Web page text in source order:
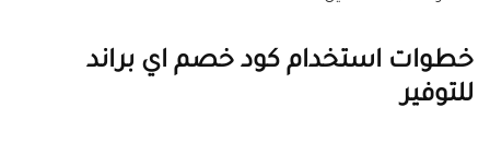
خطوات استخدام كود خصم اي براند
للتوفير